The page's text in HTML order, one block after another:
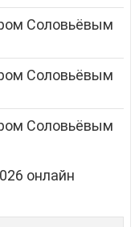
Соловьёвым
Соловьёвым
Соловьёвым